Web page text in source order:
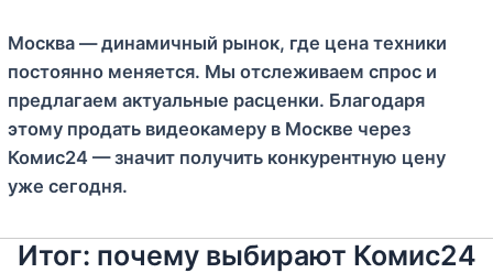
Москва — динамичный рынок, где цена техники
постоянно меняется. Мы отслеживаем спрос и
предлагаем актуальные расценки. Благодаря
этому продать видеокамеру в Москве через
Комис24 — значит получить конкурентную цену
уже сегодня.
Итог: почему выбирают Комис24